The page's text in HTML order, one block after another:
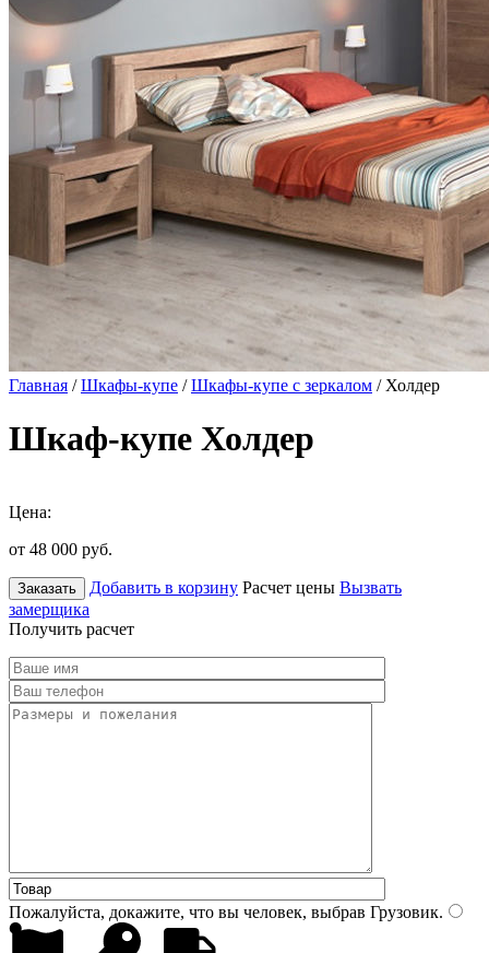
Главная /Шкафы-купе /Шкафы-купе с зеркалом / Холдер
Шкаф-купе Холдер
Цена:
от 48 000 руб.
Заказать Добавить в корзину Расчет цены Вызвать
замерщика
Получить расчет
Пожалуйста, докажите, что вы человек, выбрав Грузовик.